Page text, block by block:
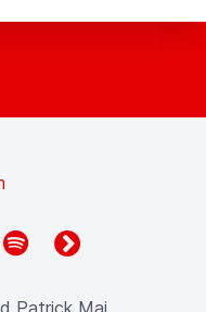
Spotifyfyyd
Patrick Mai